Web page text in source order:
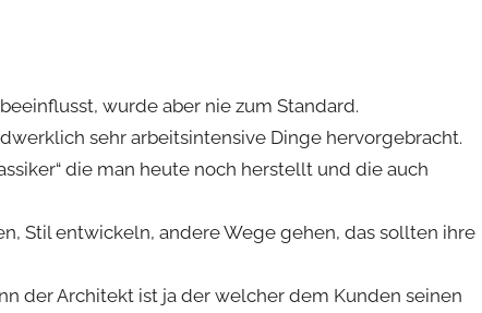
wurde aber nie zum Standard.
sehr arbeitsintensive Dinge hervorgebracht.
die man heute noch herstellt und die auch
Stil entwickeln, andere Wege gehen, das sollten ihre
der Architekt ist ja der welcher dem Kunden seinen